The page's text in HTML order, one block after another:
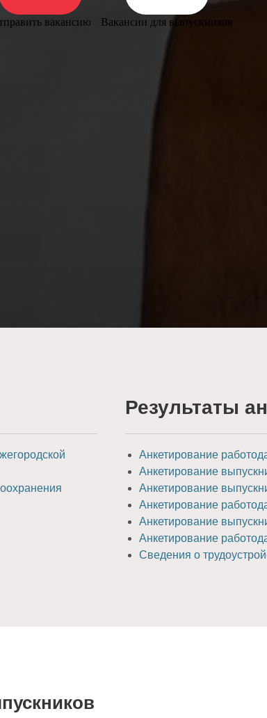
вакансию Вакансии для выпускников
Результаты
Анкетирование
Анкетирование
Анкетирование
Анкетирование
Анкетирование
Анкетирование
Сведения о